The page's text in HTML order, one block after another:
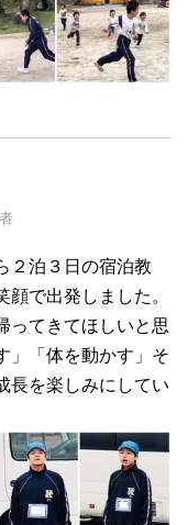
２泊３日の宿泊教
で出発しました。
ってきてほしいと思
」「体を動かす」そ
長を楽しみにしてい